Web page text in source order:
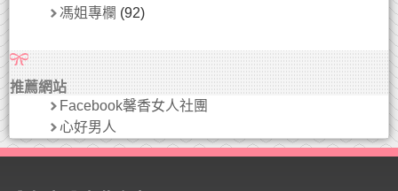
馮姐專欄 (92)
推薦網站
Facebook馨香女人社團
心好男人